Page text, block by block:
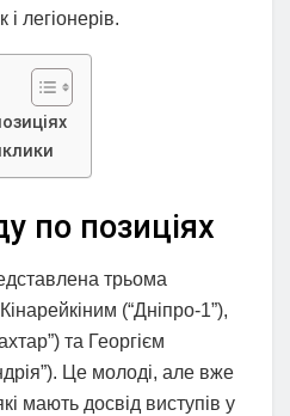
і легіонерів.
по позиціях
трьома
(“Дніпро-1”),
та Георгієм
Це молоді, але вже
мають досвід виступів у